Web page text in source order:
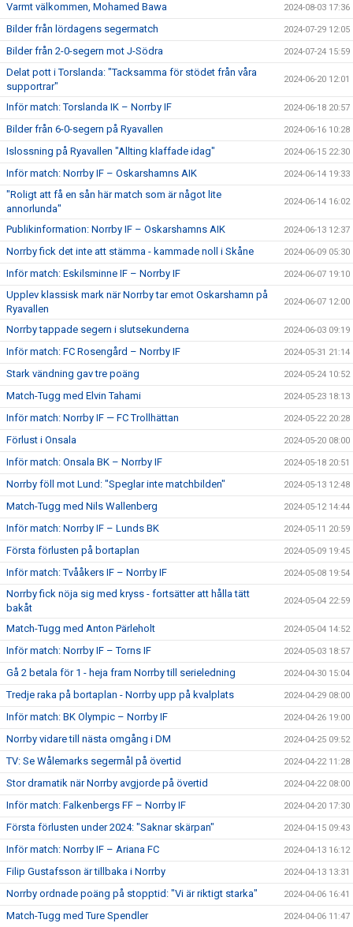
Varmt välkommen, Mohamed Bawa 2024-08-03 17:36
Bilder från lördagens segermatch 2024-07-29 12:05
Bilder från 2-0-segern mot J-Södra 2024-07-24 15:59
Delat pott i Torslanda: "Tacksamma för stödet från våra
supportrar"
2024-06-20 12:01
Inför match: Torslanda IK – Norrby IF 2024-06-18 20:57
Bilder från 6-0-segern på Ryavallen 2024-06-16 10:28
Islossning på Ryavallen "Allting klaffade idag" 2024-06-15 22:30
Inför match: Norrby IF – Oskarshamns AIK 2024-06-14 19:33
"Roligt att få en sån här match som är något lite
annorlunda"
2024-06-14 16:02
Publikinformation: Norrby IF – Oskarshamns AIK 2024-06-13 12:37
Norrby fick det inte att stämma - kammade noll i Skåne 2024-06-09 05:30
Inför match: Eskilsminne IF – Norrby IF 2024-06-07 19:10
Upplev klassisk mark när Norrby tar emot Oskarshamn på
Ryavallen
2024-06-07 12:00
Norrby tappade segern i slutsekunderna 2024-06-03 09:19
Inför match: FC Rosengård – Norrby IF 2024-05-31 21:14
Stark vändning gav tre poäng 2024-05-24 10:52
Match-Tugg med Elvin Tahami 2024-05-23 18:13
Inför match: Norrby IF — FC Trollhättan 2024-05-22 20:28
Förlust i Onsala 2024-05-20 08:00
Inför match: Onsala BK – Norrby IF 2024-05-18 20:51
Norrby föll mot Lund: "Speglar inte matchbilden" 2024-05-13 12:48
Match-Tugg med Nils Wallenberg 2024-05-12 14:44
Inför match: Norrby IF – Lunds BK 2024-05-11 20:59
Första förlusten på bortaplan 2024-05-09 19:45
Inför match: Tvååkers IF – Norrby IF 2024-05-08 19:54
Norrby fick nöja sig med kryss - fortsätter att hålla tätt
bakåt
2024-05-04 22:59
Match-Tugg med Anton Pärleholt 2024-05-04 14:52
Inför match: Norrby IF – Torns IF 2024-05-03 18:57
Gå 2 betala för 1 - heja fram Norrby till serieledning 2024-04-30 15:04
Tredje raka på bortaplan - Norrby upp på kvalplats 2024-04-29 08:00
Inför match: BK Olympic – Norrby IF 2024-04-26 19:00
Norrby vidare till nästa omgång i DM 2024-04-25 09:52
TV: Se Wålemarks segermål på övertid 2024-04-22 11:28
Stor dramatik när Norrby avgjorde på övertid 2024-04-22 08:00
Inför match: Falkenbergs FF – Norrby IF 2024-04-20 17:30
Första förlusten under 2024: "Saknar skärpan" 2024-04-15 09:43
Inför match: Norrby IF – Ariana FC 2024-04-13 16:12
Filip Gustafsson är tillbaka i Norrby 2024-04-13 13:31
Norrby ordnade poäng på stopptid: "Vi är riktigt starka" 2024-04-06 16:41
Match-Tugg med Ture Spendler 2024-04-06 11:47